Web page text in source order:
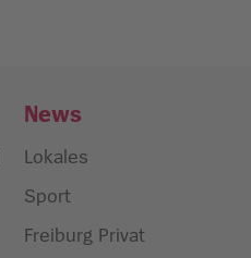
News
Lokales
Sport
Freiburg Privat